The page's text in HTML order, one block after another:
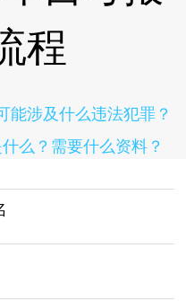
能涉及什么违法犯罪？
么？需要什么资料？